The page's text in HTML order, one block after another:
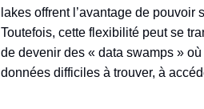
lakes offrent l’avantage de
Toutefois, cette flexibilité peut se
de devenir des « data swamps »
données difficiles à trouver, à